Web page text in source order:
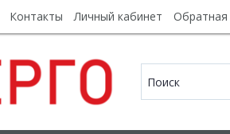
Контакты Личный кабинет Обратная